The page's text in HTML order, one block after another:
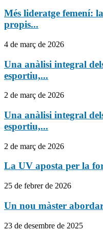
Més lideratge femení:
propis...
4 de març de 2026
Una anàlisi integral
esportiu,...
2 de març de 2026
Una anàlisi integral
esportiu,...
2 de març de 2026
La UV aposta per la
25 de febrer de 2026
Un nou màster
23 de desembre de 2025